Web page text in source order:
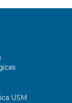
USM